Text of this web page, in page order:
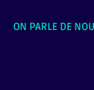
ON PARLE DE